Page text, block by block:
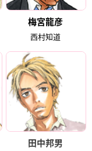
梅宮龍彦
西村知道
田中邦男